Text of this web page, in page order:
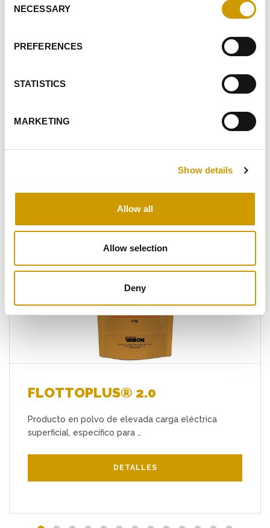
Selection
NECESSARY
PREFERENCES
STATISTICS
MARKETING
Show details
Allow all
Allow selection
Deny
DOY MI CONSENTIMIENTO PARA LAS ACTIVIDADES DE
RELACIONADOS
FLOTTOPLUS® 2.0
Producto en polvo de elevada carga eléctrica
superficial, específico para …
DETALLES